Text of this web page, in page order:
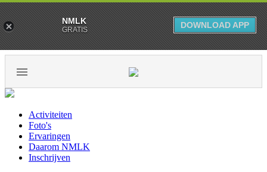
Activiteiten
Foto's
Ervaringen
Daarom NMLK
Inschrijven
NMLK
GRATIS DOWNLOAD APP